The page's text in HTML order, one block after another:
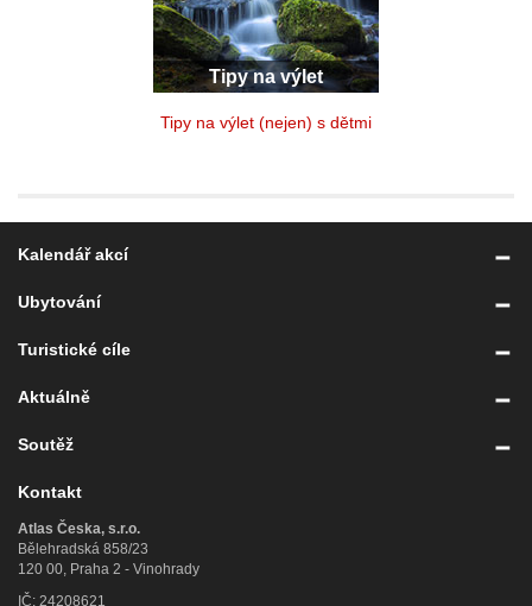
Tipy na výlet
Tipy na výlet (nejen) s dětmi
Kalendář akcí
Ubytování
Turistické cíle
Aktuálně
Soutěž
Kontakt
Atlas Česka, s.r.o.
Bělehradská 858/23
120 00, Praha 2 - Vinohrady
IČ: 24208621